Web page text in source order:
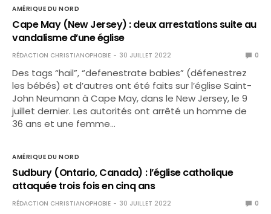
AMÉRIQUE DU NORD
Cape May (New Jersey) : deux arrestations suite au
vandalisme d’une église
RÉDACTION CHRISTIANOPHOBIE 30 JUILLET 2022 0
Des tags “hail”, “defenestrate babies” (défenestrez
les bébés) et d’autres ont été faits sur l’église Saint-
John Neumann à Cape May, dans le New Jersey, le 9
juillet dernier. Les autorités ont arrêté un homme de
36 ans et une femme…
AMÉRIQUE DU NORD
Sudbury (Ontario, Canada) : l’église catholique
attaquée trois fois en cinq ans
RÉDACTION CHRISTIANOPHOBIE 30 JUILLET 2022 0